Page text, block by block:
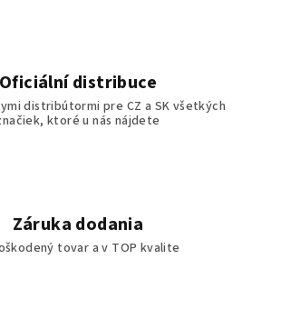
Oficiální distribuce
distribútormi pre CZ a SK všetkých
ktoré u nás nájdete
Záruka dodania
tovar a v TOP kvalite